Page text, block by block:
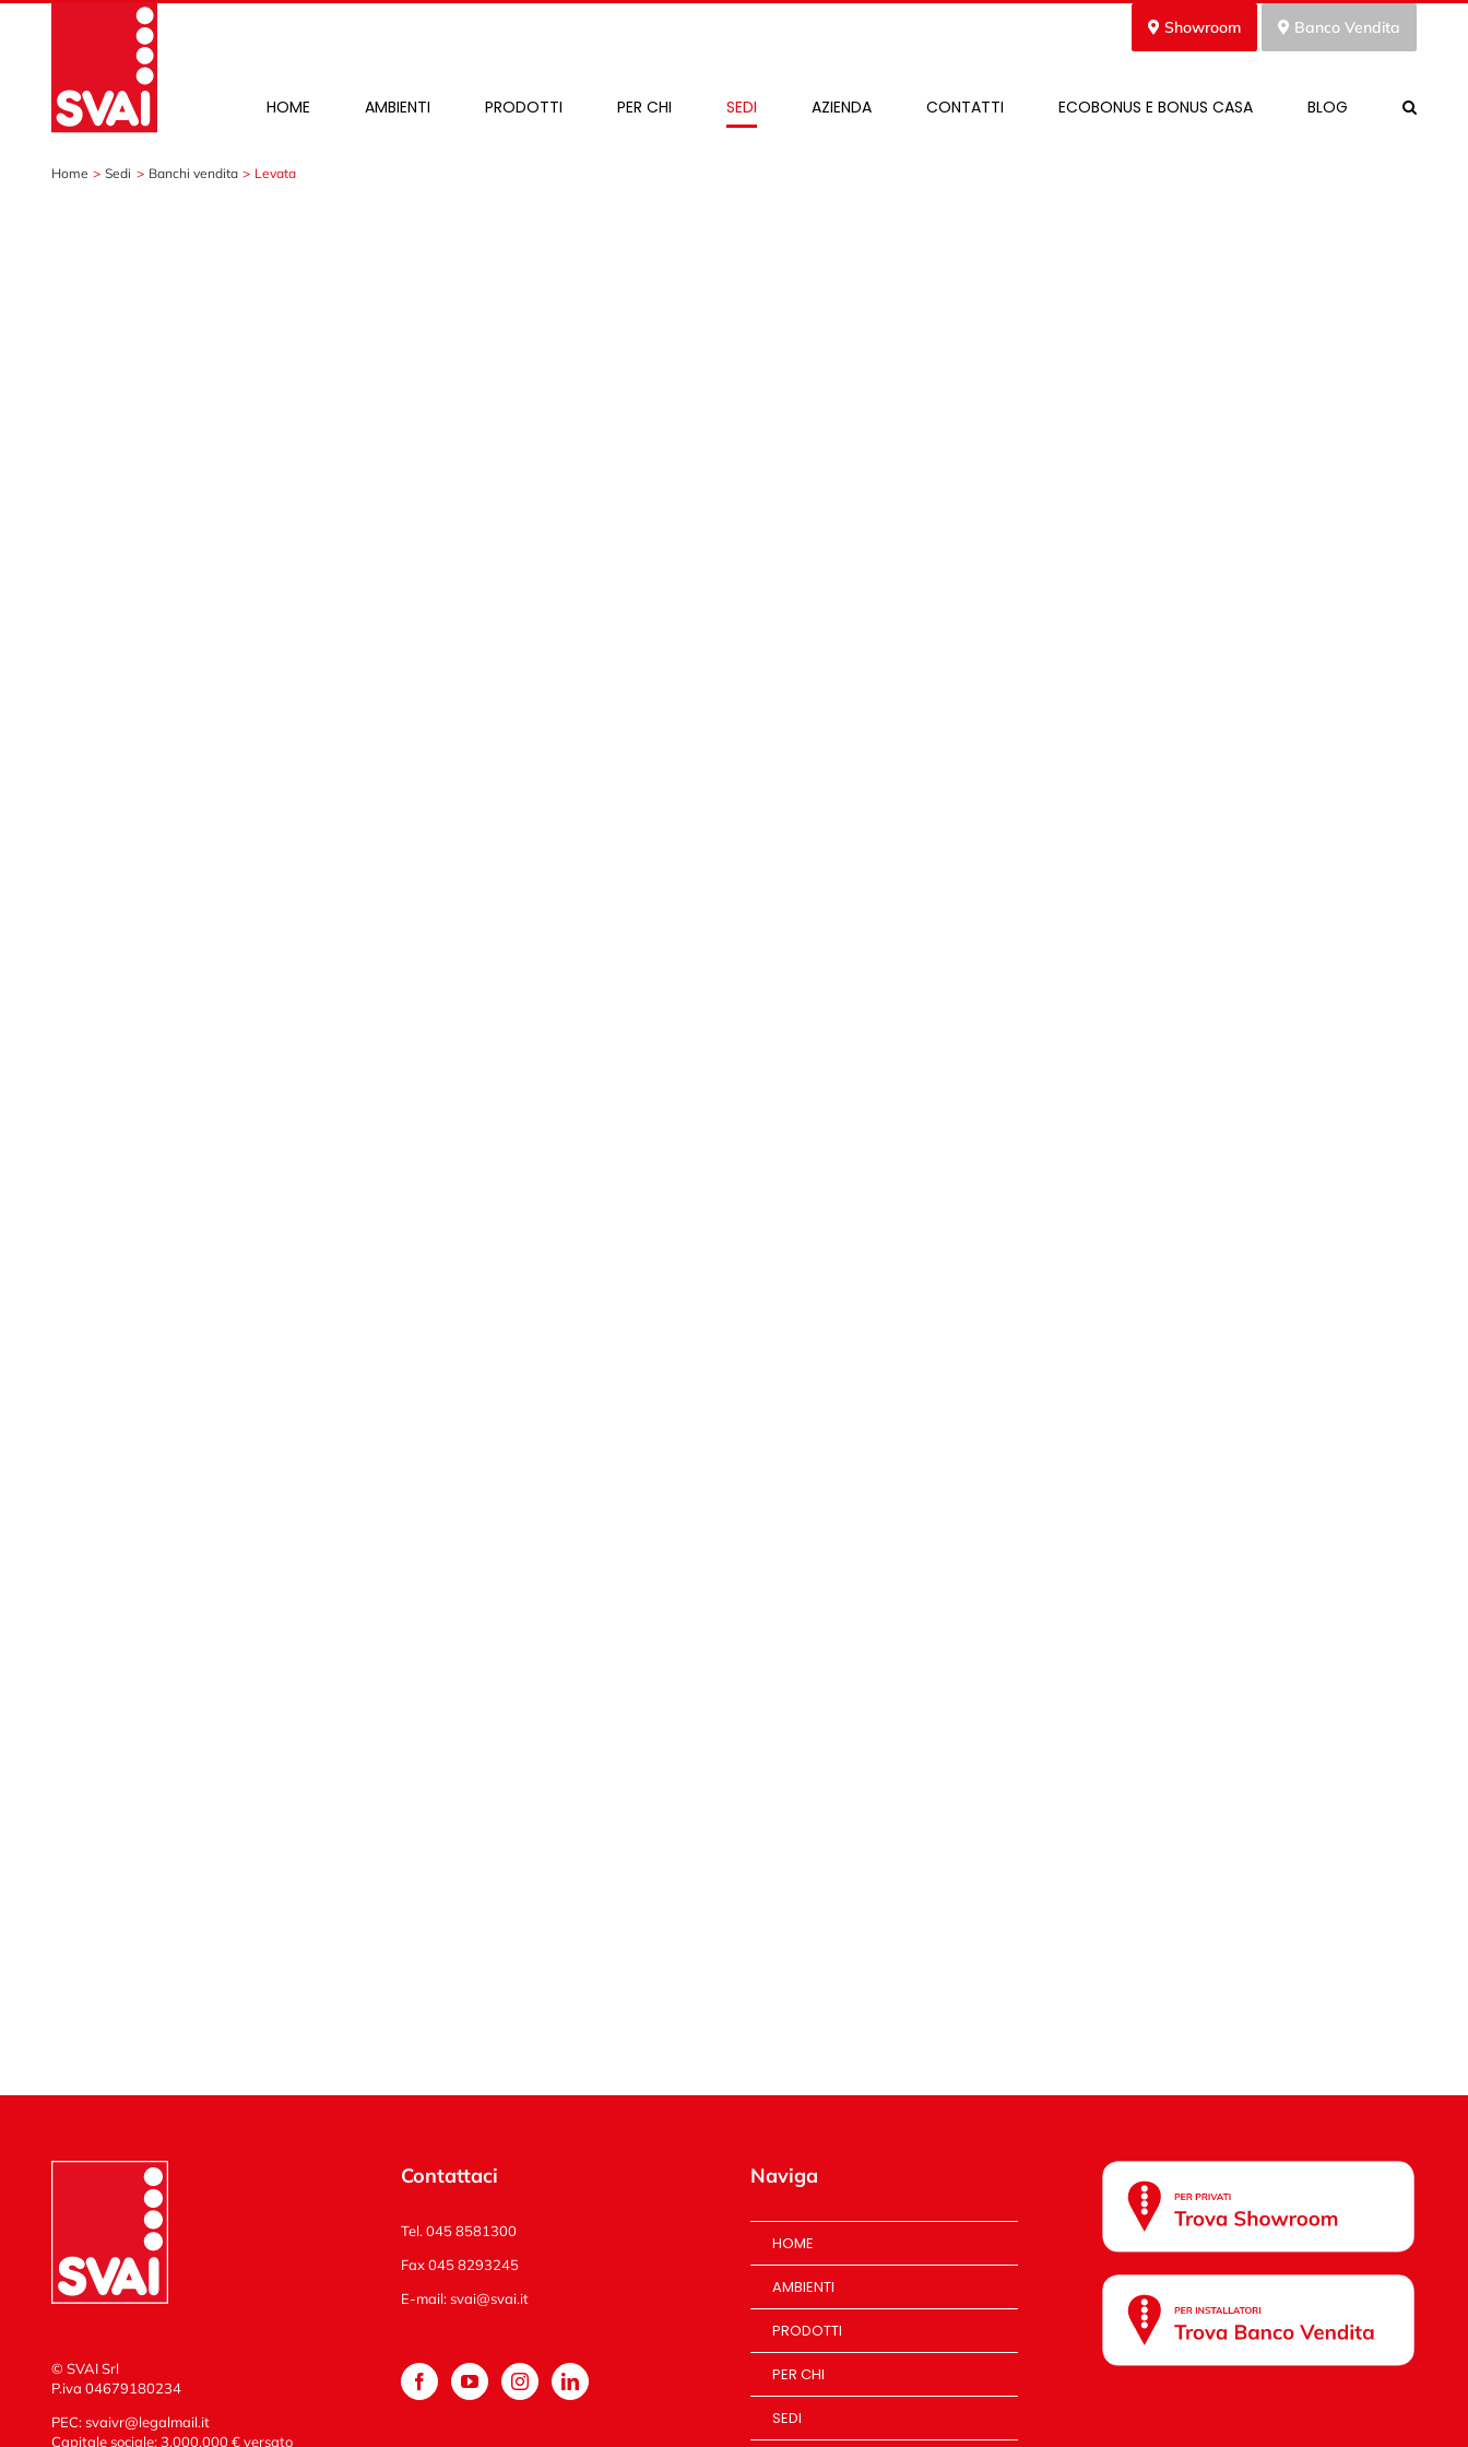
contenuto
Showroom Banco Vendita
HOME AMBIENTI PRODOTTI PER CHI SEDI AZIENDA CONTATTI ECOBONUS E BONUS CASA BLOG
Home Sedi Banchi vendita Levata
© SVAI Srl
P.iva 04679180234
PEC:svaivr@legalmail.it
Capitale sociale: 3.000.000 € versato
Contattaci
Tel. 045 8581300
Fax 045 8293245
E-mail:svai@svai.it
Naviga
HOME
AMBIENTI
PRODOTTI
PER CHI
SEDI